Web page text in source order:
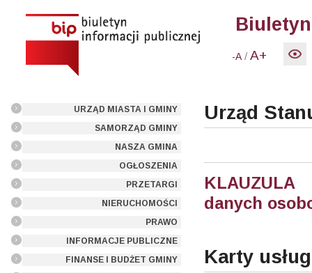
-A /A+
URZĄD MIASTA I GMINY
SAMORZĄD GMINY
NASZA GMINA
OGŁOSZENIA
PRZETARGI
NIERUCHOMOŚCI
PRAWO
INFORMACJE PUBLICZNE
FINANSE I BUDŻET GMINY
Urząd
danych
Karty usług